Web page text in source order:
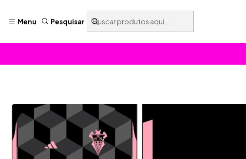
Menu Pesquisar